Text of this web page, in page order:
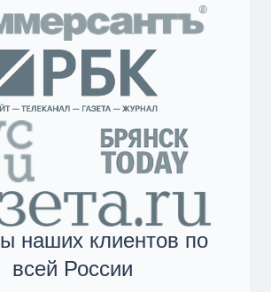
наших клиентов по
всей России